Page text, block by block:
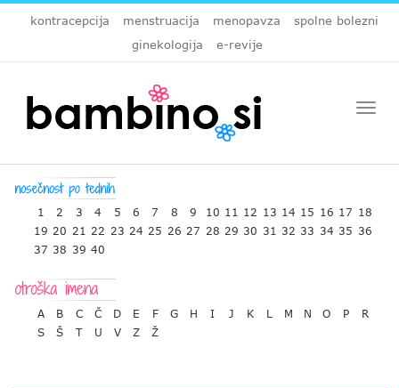
kontracepcija menstruacija menopavza
spolne bolezni
ginekologija
e-revije
1 2 3 4 5 6 7 8 9 10 11 12 13 14 15 16 17 18
19 20 21 22 23 24 25 26 27 28 29 30 31 32 33 34 35 36
37 38 39 40
A B C Č D E F G H I J K L M N O P
R
S
Š T U V Z Ž